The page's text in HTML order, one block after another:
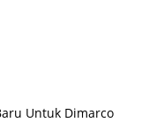
Untuk Dimarco